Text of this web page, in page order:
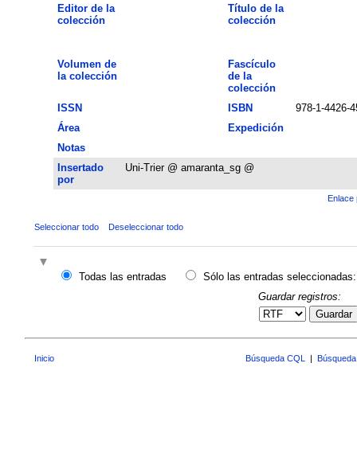
Editor de la
colección
Título de la
colección
Volumen de
la colección
Fascículo
de la
colección
ISSN
ISBN
978-1-4426-
Área
Expedición
Notas
Insertado
por
Uni-Trier @ amaranta_sg @
Enlace
Seleccionar todo Deseleccionar todo
Todas las entradas
Sólo las entradas seleccionadas:
Guardar registros:
Guardar
Inicio Búsqueda CQL